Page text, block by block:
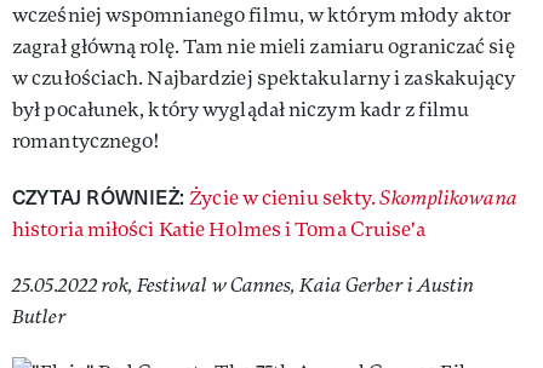
wcześniej wspomnianego filmu, w którym młody aktor
zagrał główną rolę. Tam nie mieli zamiaru ograniczać się
w czułościach. Najbardziej spektakularny i zaskakujący
był pocałunek, który wyglądał niczym kadr z filmu
romantycznego!
CZYTAJ RÓWNIEŻ:Życie w cieniu sekty.Skomplikowana
historia miłości Katie Holmes i Toma Cruise'a
25.05.2022 rok, Festiwal w Cannes, Kaia Gerber i Austin
Butler